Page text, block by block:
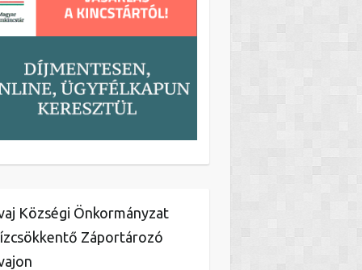
Községi Önkormányzat
Záportározó